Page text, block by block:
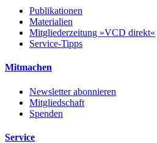
Publikationen
Materialien
Mitgliederzeitung »VCD direkt«
Service-Tipps
Mitmachen
Newsletter abonnieren
Mitgliedschaft
Spenden
Service